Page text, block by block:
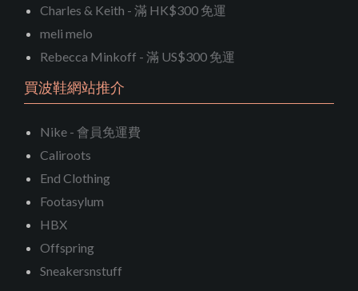
Charles & Keith - 滿 HK$300 免運
meli melo
Rebecca Minkoff - 滿 US$300 免運
買波鞋網站推介
Nike - 會員免運費
Caliroots
End Clothing
Footasylum
HBX
Offspring
Sneakersnstuff